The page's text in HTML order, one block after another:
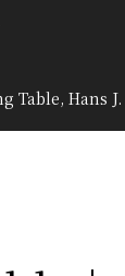
Table, Hans